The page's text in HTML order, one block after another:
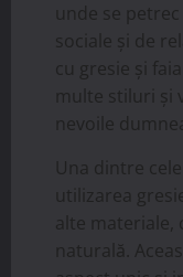
unde se
sociale și de
cu gresie și
multe stiluri și
nevoile
Una dintre
utilizarea
alte materiale,
naturală.